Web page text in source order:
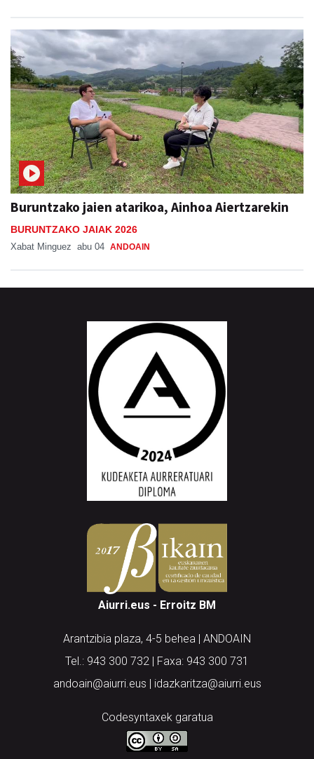
Buruntzako jaien atarikoa, Ainhoa Aiertzarekin
BURUNTZAKO JAIAK 2026
Xabat Minguez abu 04 ANDOAIN
Aiurri.eus - Erroitz BM
Arantzibia plaza, 4-5 behea | ANDOAIN
Tel.: 943 300 732 | Faxa: 943 300 731
andoain@aiurri.eus | idazkaritza@aiurri.eus
Codesyntaxek garatua